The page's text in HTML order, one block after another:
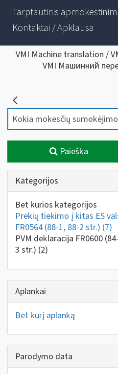
Tarptautinis
Kontaktai / Apklausa
VMI Machine translation /
VMI Машинний
Paieška
Kategorijos
Bet kurios kategorijos
Prekių tiekimo į kitas ES
FR0564 (88-1, 88-2 str.) (7)
PVM deklaracija FR0600
3 str.) (2)
Aplankai
Bet kurį aplanką
Parodymo data